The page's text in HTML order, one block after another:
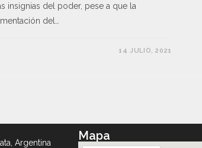
insignias del poder, pese a que la
del…
14 JULIO, 2021
Argentina Mapa